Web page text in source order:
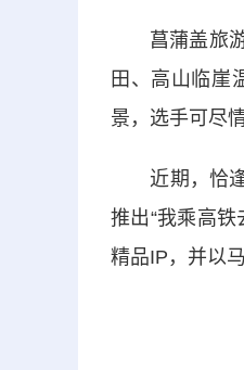
菖蒲盖旅游
田、高山临崖
景，选手可尽
近期，恰逢
推出“我乘高
精品IP，并以